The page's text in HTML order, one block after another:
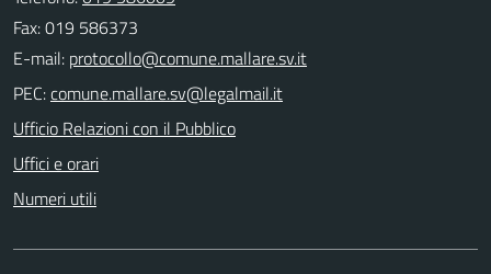
Fax: 019 586373
E-mail:
PEC:
Ufficio Relazioni con il Pubblico
Uffici e orari
Numeri utili